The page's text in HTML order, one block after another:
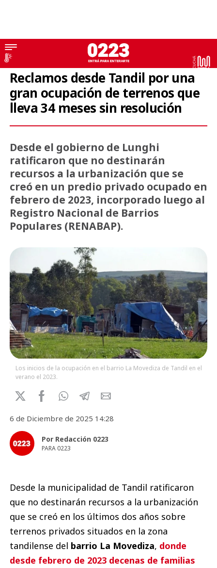
Usurpaciones
Reclamos desde Tandil por una
gran ocupación de terrenos que
lleva 34 meses sin resolución
Desde el gobierno de Lunghi
ratificaron que no destinarán
recursos a la urbanización que se
creó en un predio privado ocupado en
febrero de 2023, incorporado luego al
Registro Nacional de Barrios
Populares (RENABAP).
Los inicios de la ocupación en el barrio La Movediza de Tandil en el
verano el 2023.
6 de Diciembre de 2025 14:28
Por Redacción 0223
PARA 0223
Desde la municipalidad de Tandil ratificaron
que no destinarán recursos a la urbanización
que se creó en los últimos dos años sobre
terrenos privados situados en la zona
tandilense del barrio La Movediza, donde
desde febrero de 2023 decenas de familias